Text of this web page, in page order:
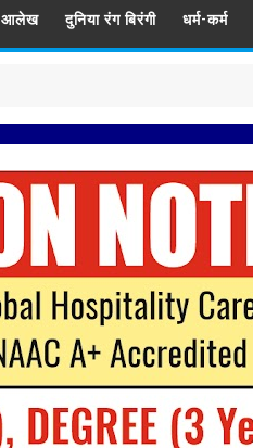
आलेख दुनिया रंग बिरंगी धर्म-कर्म